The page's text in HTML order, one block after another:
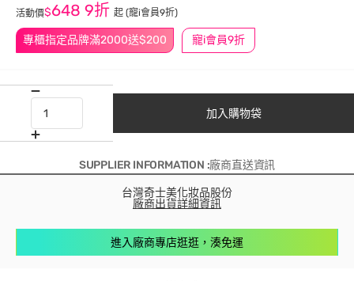
專櫃指定品牌滿2000送$200 寵i會員9折
活動價$648 9折 起 (寵i會員9折)
加入購物袋
SUPPLIER INFORMATION :廠商直送資訊
台灣奇士美化妝品股份
廠商出貨詳細資訊
進入廠商專店逛逛，湊免運